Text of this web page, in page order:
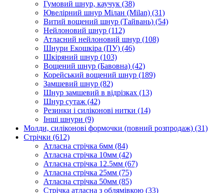
Гумовий шнур, каучук (38)
Ювелірний шнур Мілан (Milan) (31)
Витий вощений шнур (Тайвань) (54)
Нейлоновий шнур (112)
Атласний нейлоновий шнур (108)
Шнури Екошкіра (ПУ) (46)
Шкіряний шнур (103)
Вощений шнур (Бавовна) (42)
Корейський вощений шнур (189)
Замшевий шнур (82)
Шнур замшевий в відрізках (13)
Шнур сутаж (42)
Резинки і силіконові нитки (14)
Інші шнури (9)
Молди, силіконові формочки (повний розпродаж) (31)
Стрічки (612)
Атласна стрічка 6мм (84)
Атласна стрічка 10мм (42)
Атласна стрічка 12.5мм (67)
Атласна стрічка 25мм (75)
Атласна стрічка 50мм (85)
Стрічка атласна з облямівкою (33)